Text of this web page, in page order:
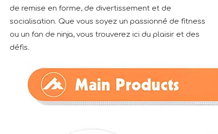
de remise en forme, de divertissement et de
socialisation. Que vous soyez un passionné de fitness
ou un fan de ninja, vous trouverez ici du plaisir et des
défis.